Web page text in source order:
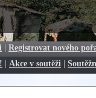
| Registrovat nového
| Akce v soutěži |